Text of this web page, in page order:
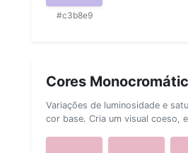
#c3b8e9
Cores
Variações de luminosidade e
cor base. Cria um visual coeso,